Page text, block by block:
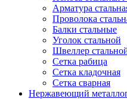
Арматура
Проволока
Балки стальные
Уголок стальной
Швеллер
Сетка рабица
Сетка кладочная
Сетка сварная
Нержавеющий